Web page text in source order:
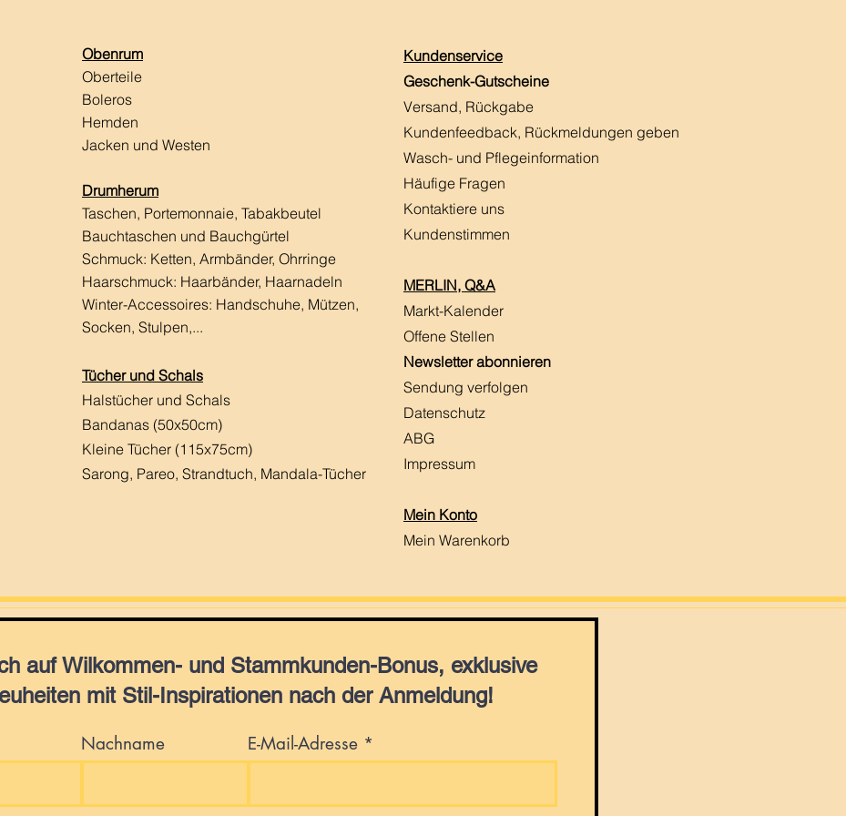
Obenrum
Oberteile
Boleros
Hemden
Jacken und Westen
Drumherum
Taschen, Portemonnaie, Tabakbeutel
Bauchtaschen und Bauchgürtel
Schmuck: Ketten, Armbänder, Ohrringe
Haarschmuck: Haarbänder, Haarnadeln
Winter-Accessoires: Handschuhe, Mützen,
Socken, Stulpen,...
Tücher und Schals
Halstücher und Schals
Bandanas (50x50cm)
Kleine Tücher (115x75cm)
Sarong, Pareo, Strandtuch, Mandala-Tücher
Kundenservice
Geschenk-Gutscheine
Versand, Rückgabe
Kundenfeedback, Rückmeldungen ​ geben
Wasch- und Pflegeinformation
Häufige Fragen
Kontaktiere uns
Kundenstimmen
MERLIN, Q&A
Markt-Kalender
Offene Stellen
Newsletter abonnieren
Sendung verfolgen
Datenschutz
ABG
Impressum
Mein Konto
Mein Warenkorb
auf Wilkommen- und Stammkunden-Bonus, exklusive
mit Stil-Inspirationen nach der Anmeldung!
Nachname E-Mail-Adresse